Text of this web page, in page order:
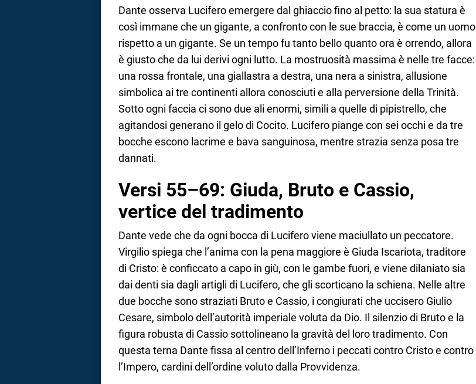
Dante osserva Lucifero emergere dal ghiaccio fino al petto: la sua statura è
così immane che un gigante, a confronto con le sue braccia, è come un uomo
rispetto a un gigante. Se un tempo fu tanto bello quanto ora è orrendo, allora
è giusto che da lui derivi ogni lutto. La mostruosità massima è nelle tre facce:
una rossa frontale, una giallastra a destra, una nera a sinistra, allusione
simbolica ai tre continenti allora conosciuti e alla perversione della Trinità.
Sotto ogni faccia ci sono due ali enormi, simili a quelle di pipistrello, che
agitandosi generano il gelo di Cocito. Lucifero piange con sei occhi e da tre
bocche escono lacrime e bava sanguinosa, mentre strazia senza posa tre
dannati.
Versi 55–69: Giuda, Bruto e Cassio,
vertice del tradimento
Dante vede che da ogni bocca di Lucifero viene maciullato un peccatore.
Virgilio spiega che l’anima con la pena maggiore è Giuda Iscariota, traditore
di Cristo: è conficcato a capo in giù, con le gambe fuori, e viene dilaniato sia
dai denti sia dagli artigli di Lucifero, che gli scorticano la schiena. Nelle altre
due bocche sono straziati Bruto e Cassio, i congiurati che uccisero Giulio
Cesare, simbolo dell’autorità imperiale voluta da Dio. Il silenzio di Bruto e la
figura robusta di Cassio sottolineano la gravità del loro tradimento. Con
questa terna Dante fissa al centro dell’Inferno i peccati contro Cristo e contro
l’Impero, cardini dell’ordine voluto dalla Provvidenza.